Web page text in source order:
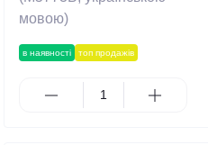
в наявності топ продажів